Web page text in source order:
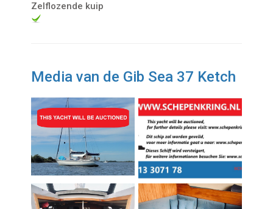
Zelflozende kuip
Media van de Gib Sea 37 Ketch